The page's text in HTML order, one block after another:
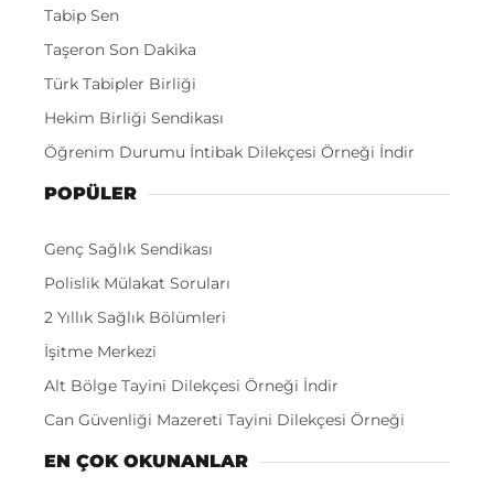
Tabip Sen
Taşeron Son Dakika
Türk Tabipler Birliği
Hekim Birliği Sendikası
Öğrenim Durumu İntibak Dilekçesi Örneği İndir
POPÜLER
Genç Sağlık Sendikası
Polislik Mülakat Soruları
2 Yıllık Sağlık Bölümleri
İşitme Merkezi
Alt Bölge Tayini Dilekçesi Örneği İndir
Can Güvenliği Mazereti Tayini Dilekçesi Örneği
EN ÇOK OKUNANLAR